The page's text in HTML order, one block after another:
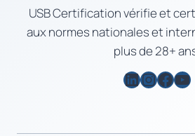
USB Certification vérifie et
aux normes nationales et
plus de 28+
LinkedIn